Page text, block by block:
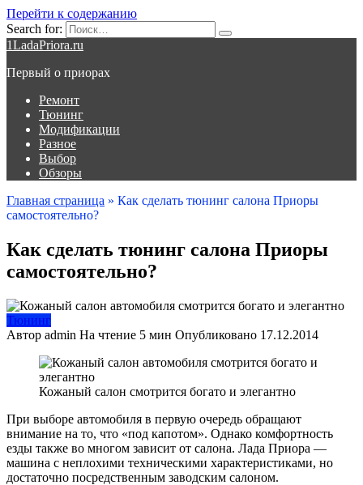
Перейти к содержанию
Search for:
1LadaPriora.ru
Первый о приорах
Ремонт
Тюнинг
Модификации
Разное
Выбор
Обзоры
Главная страница » Как сделать тюнинг салона Приоры
самостоятельно?
Как сделать тюнинг салона Приоры
самостоятельно?
Тюнинг
Автор admin На чтение 5 мин Опубликовано 17.12.2014
Кожаный салон смотрится богато и элегантно
При выборе автомобиля в первую очередь обращают
внимание на то, что «под капотом». Однако комфортность
езды также во многом зависит от салона. Лада Приора —
машина с неплохими техническими характеристиками, но
достаточно посредственным заводским салоном.